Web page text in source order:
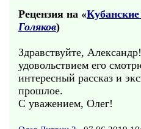
Рецензия на «
Голяков)
Здравствуйте,
удовольствием его
интересный рассказ и
прошлое.
С уважением, Олег!